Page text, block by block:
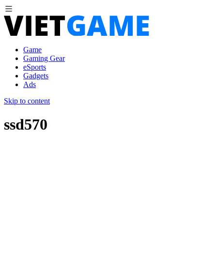
Game
Gaming Gear
eSports
Gadgets
Ads
Skip to content
ssd570